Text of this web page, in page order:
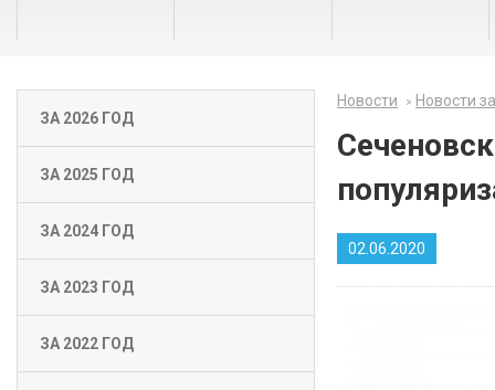
ЗА 2026 ГОД
ЗА 2025 ГОД
ЗА 2024 ГОД
ЗА 2023 ГОД
ЗА 2022 ГОД
Новости Новости
02.06.2020